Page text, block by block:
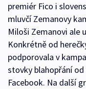
premiér Fico i
mluvčí Zemanovy
Miloši Zemanovi ale
Konkrétně od
podporovala v
stovky blahopřání
Facebook. Na další